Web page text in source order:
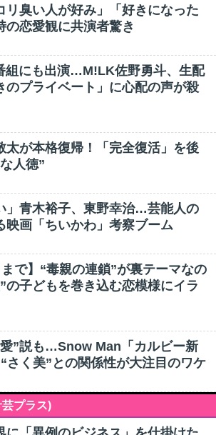
リ臭い人が好み」「好きになった
の恋愛観に共演者驚き
組にも出演…M!LK佐野勇斗、生配
のプライベート」に心配の声が殺
太が本格復帰！「完全復活」を後
人徳”
」青木裕子、東野幸治…芸能人の
映画「ちいかわ」考察ブーム
まで】“毒親の連鎖”が裏テーマなの
の子どもを巻き込む恋模様にイラ
愛”説も…Snow Man「カルビー新
さく美”との関係性が大注目のワケ
プラス)